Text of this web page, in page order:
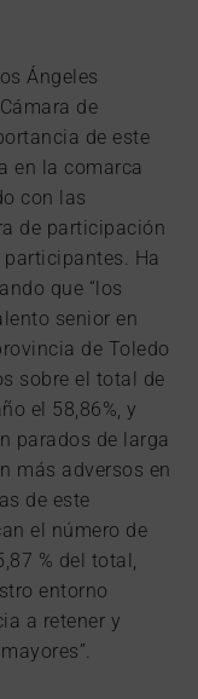
Ángeles
de
de este
en la comarca
con las
de participación
Ha
que “los
senior en
de Toledo
sobre el total de
el 58,86%, y
parados de larga
más adversos en
de este
el número de
% del total,
entorno
a retener y